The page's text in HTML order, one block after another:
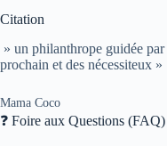
Citation
» un philanthrope guidée
prochain et des nécessiteux »
Mama Coco
❓ Foire aux Questions (FAQ)